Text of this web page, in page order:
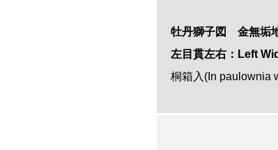
牡丹獅子図 金無垢
左目貫左右：Left
桐箱入(In paulownia